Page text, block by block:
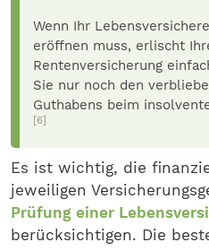
Wenn Ihr
eröffnen muss, erlischt
Rentenversicherung
Sie nur noch den
Guthabens beim
[6]
Es ist wichtig, die
jeweiligen
Prüfung einer
berücksichtigen. Die